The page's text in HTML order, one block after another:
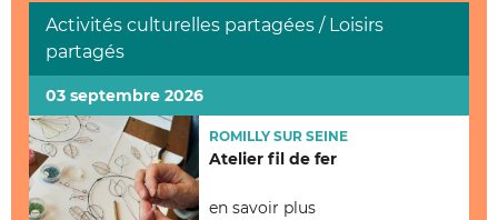
Activités culturelles partagées / Loisirs
partagés
03 septembre 2026
ROMILLY SUR SEINE
Atelier fil de fer
en savoir plus